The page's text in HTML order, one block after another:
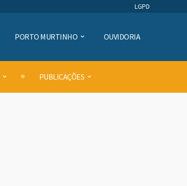
LGPD
PORTO MURTINHO OUVIDORIA
PUBLICAÇÕES